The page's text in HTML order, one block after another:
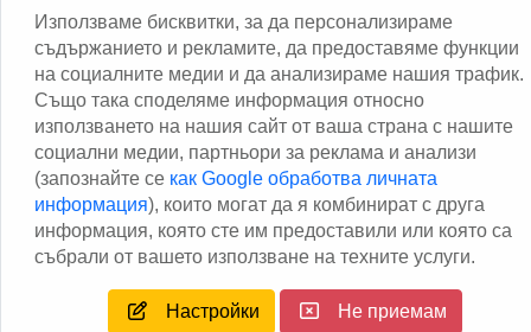
Използваме бисквитки, за да персонализираме
съдържанието и рекламите, да предоставяме функции
на социалните медии и да анализираме нашия трафик.
Също така споделяме информация относно
използването на нашия сайт от ваша страна с нашите
социални медии, партньори за реклама и анализи
(запознайте се как Google обработва личната
информация), които могат да я комбинират с друга
информация, която сте им предоставили или която са
събрали от вашето използване на техните услуги.
Настройки Не приемам